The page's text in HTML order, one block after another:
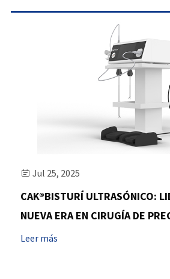
 Jul 25, 2025
CAK®BISTURÍ ULTRASÓNICO:
NUEVA ERA EN CIRUGÍA DE
Leer más